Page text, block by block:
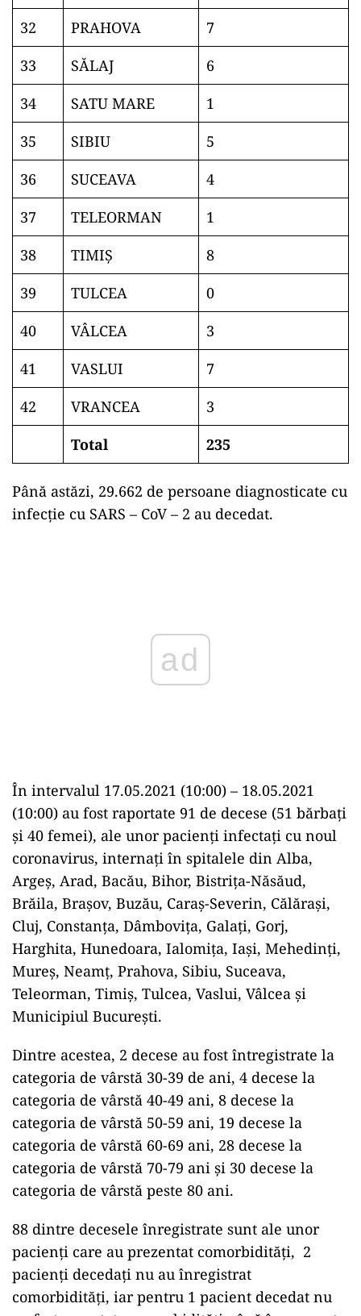
32
PRAHOVA
7
33
SĂLAJ
6
34
SATU MARE
1
35
SIBIU
5
36
SUCEAVA
4
37
TELEORMAN
1
38
TIMIŞ
8
39
TULCEA
0
40
VÂLCEA
3
41
VASLUI
7
42
VRANCEA
3
Total
235
Până astăzi, 29.662 de persoane diagnosticate cu
infecție cu SARS – CoV – 2 au decedat.
ad
În intervalul 17.05.2021 (10:00) – 18.05.2021
(10:00) au fost raportate 91 de decese (51 bărbați
și 40 femei), ale unor pacienți infectați cu noul
coronavirus, internați în spitalele din Alba,
Argeș, Arad, Bacău, Bihor, Bistrița-Năsăud,
Brăila, Brașov, Buzău, Caraș-Severin, Călărași,
Cluj, Constanța, Dâmbovița, Galați, Gorj,
Harghita, Hunedoara, Ialomița, Iași, Mehedinți,
Mureș, Neamț, Prahova, Sibiu, Suceava,
Teleorman, Timiș, Tulcea, Vaslui, Vâlcea și
Municipiul București.
Dintre acestea, 2 decese au fost întregistrate la
categoria de vârstă 30-39 de ani, 4 decese la
categoria de vârstă 40-49 ani, 8 decese la
categoria de vârstă 50-59 ani, 19 decese la
categoria de vârstă 60-69 ani, 28 decese la
categoria de vârstă 70-79 ani și 30 decese la
categoria de vârstă peste 80 ani.
88 dintre decesele înregistrate sunt ale unor
pacienți care au prezentat comorbidități, 2
pacienți decedați nu au înregistrat
comorbidități, iar pentru 1 pacient decedat nu